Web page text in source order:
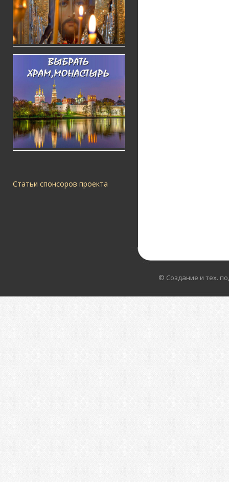
Статьи спонсоров проекта
© Создание и тех.